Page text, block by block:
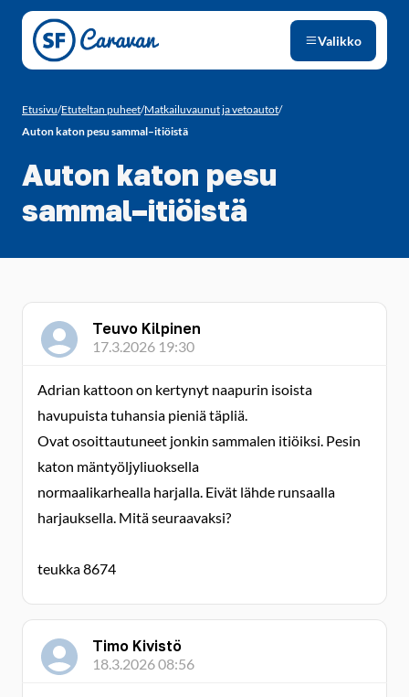
Siirry sivun sisältöön
Valikko
Etusivu/Etuteltan puheet/Matkailuvaunut ja vetoautot/
Auton katon pesu sammal–itiöistä
Auton katon pesu
sammal–itiöistä
Teuvo Kilpinen
17.3.2026 19:30
Adrian kattoon on kertynyt naapurin isoista
havupuista tuhansia pieniä täpliä.
Ovat osoittautuneet jonkin sammalen itiöiksi. Pesin
katon mäntyöljyliuoksella
normaalikarhealla harjalla. Eivät lähde runsaalla
harjauksella. Mitä seuraavaksi?
teukka 8674
Timo Kivistö
18.3.2026 08:56